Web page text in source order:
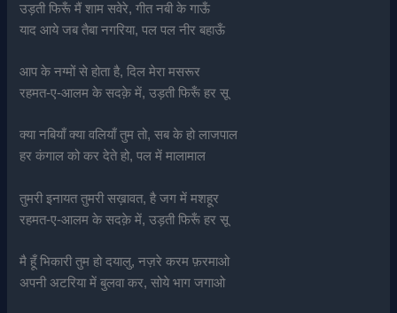
उड़ती फिरूँ मैं शाम सवेरे, गीत नबी के गाऊँ
याद आये जब तैबा नगरिया, पल पल नीर बहाऊँ
आप के नग्मों से होता है, दिल मेरा मसरूर
रहमत-ए-आलम के सदक़े में, उड़ती फिरूँ हर सू
क्या नबियाँ क्या वलियाँ तुम तो, सब के हो लाजपाल
हर कंगाल को कर देते हो, पल में मालामाल
तुमरी इनायत तुमरी सख़ावत, है जग में मशहूर
रहमत-ए-आलम के सदक़े में, उड़ती फिरूँ हर सू
मै हूँ भिकारी तुम हो दयालु, नज़रे करम फ़रमाओ
अपनी अटरिया में बुलवा कर, सोये भाग जगाओ